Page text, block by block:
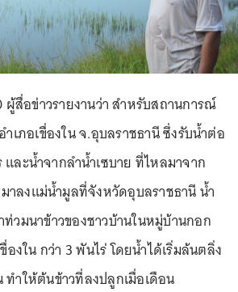
ผู้สื่อข่าวรายงานว่า สำหรับสถานการณ์
เภอเขื่องใน จ.อุบลราชธานี ซึ่งรับน้ำต่อ
ละน้ำจากลำน้ำเซบาย ที่ไหลมาจาก
าลงแม่น้ำมูลที่จังหวัดอุบลราชธานี น้ำ
ท่วมนาข้าวของชาวบ้านในหมู่บ้านกอก
งใน กว่า 3 พันไร่ โดยน้ำได้เริ่มล้นตลิ่ง
ำให้ต้นข้าวที่ลงปลูกเมื่อเดือน